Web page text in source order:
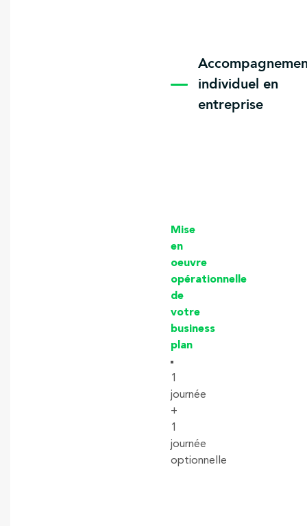
individuel en
entreprise
Mise
en
oeuvre
opérationnelle
de
votre
business
plan
1
journée
+
1
journée
optionnelle